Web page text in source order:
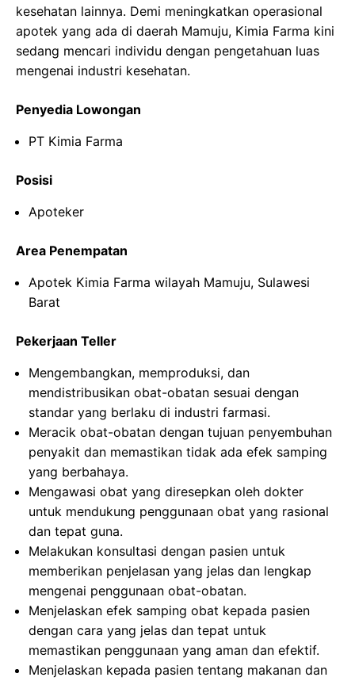
kesehatan lainnya. Demi meningkatkan operasional
apotek yang ada di daerah Mamuju, Kimia Farma kini
sedang mencari individu dengan pengetahuan luas
mengenai industri kesehatan.
Penyedia Lowongan
PT Kimia Farma
Posisi
Apoteker
Area Penempatan
Apotek Kimia Farma wilayah Mamuju, Sulawesi
Barat
Pekerjaan Teller
Mengembangkan, memproduksi, dan
mendistribusikan obat-obatan sesuai dengan
standar yang berlaku di industri farmasi.
Meracik obat-obatan dengan tujuan penyembuhan
penyakit dan memastikan tidak ada efek samping
yang berbahaya.
Mengawasi obat yang diresepkan oleh dokter
untuk mendukung penggunaan obat yang rasional
dan tepat guna.
Melakukan konsultasi dengan pasien untuk
memberikan penjelasan yang jelas dan lengkap
mengenai penggunaan obat-obatan.
Menjelaskan efek samping obat kepada pasien
dengan cara yang jelas dan tepat untuk
memastikan penggunaan yang aman dan efektif.
Menjelaskan kepada pasien tentang makanan dan